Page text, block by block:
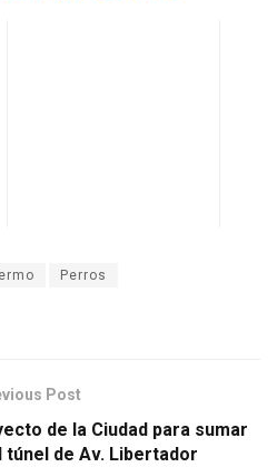
Perros
Post
de la Ciudad para sumar
túnel de Av. Libertador